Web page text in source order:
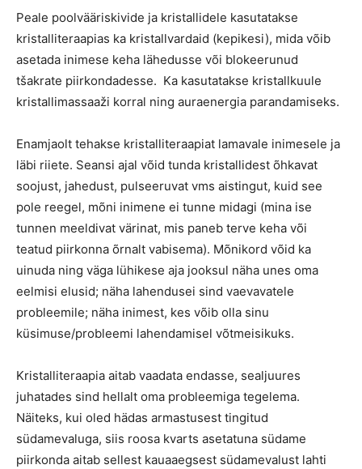
Peale poolvääriskivide ja kristallidele kasutatakse
kristalliteraapias ka kristallvardaid (kepikesi), mida võib
asetada inimese keha lähedusse või blokeerunud
tšakrate piirkondadesse. Ka kasutatakse kristallkuule
kristallimassaaži korral ning auraenergia parandamiseks.
Enamjaolt tehakse kristalliteraapiat lamavale inimesele ja
läbi riiete. Seansi ajal võid tunda kristallidest õhkavat
soojust, jahedust, pulseeruvat vms aistingut, kuid see
pole reegel, mõni inimene ei tunne midagi (mina ise
tunnen meeldivat värinat, mis paneb terve keha või
teatud piirkonna õrnalt vabisema). Mõnikord võid ka
uinuda ning väga lühikese aja jooksul näha unes oma
eelmisi elusid; näha lahendusei sind vaevavatele
probleemile; näha inimest, kes võib olla sinu
küsimuse/probleemi lahendamisel võtmeisikuks.
Kristalliteraapia aitab vaadata endasse, sealjuures
juhatades sind hellalt oma probleemiga tegelema.
Näiteks, kui oled hädas armastusest tingitud
südamevaluga, siis roosa kvarts asetatuna südame
piirkonda aitab sellest kauaaegsest südamevalust lahti